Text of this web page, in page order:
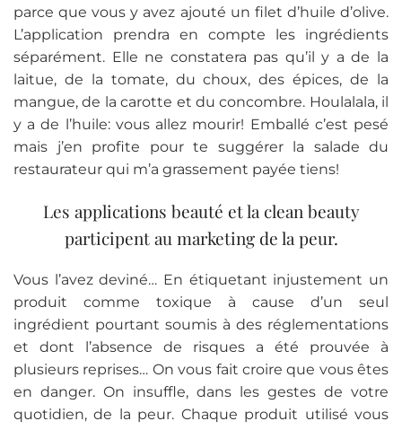
parce que vous y avez ajouté un filet d’huile d’olive.
L’application prendra en compte les ingrédients
séparément. Elle ne constatera pas qu’il y a de la
laitue, de la tomate, du choux, des épices, de la
mangue, de la carotte et du concombre. Houlalala, il
y a de l’huile: vous allez mourir! Emballé c’est pesé
mais j’en profite pour te suggérer la salade du
restaurateur qui m’a grassement payée tiens!
Les applications beauté et la clean beauty
participent au marketing de la peur.
Vous l’avez deviné… En étiquetant injustement un
produit comme toxique à cause d’un seul
ingrédient pourtant soumis à des réglementations
et dont l’absence de risques a été prouvée à
plusieurs reprises… On vous fait croire que vous êtes
en danger. On insuffle, dans les gestes de votre
quotidien, de la peur. Chaque produit utilisé vous